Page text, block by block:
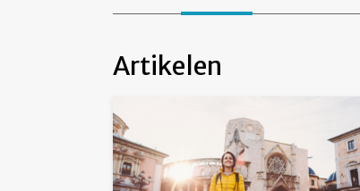
Artikelen